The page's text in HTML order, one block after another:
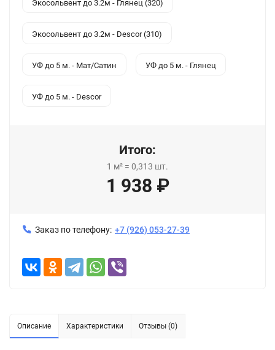
Экосольвент до 3.2м - Глянец (320)
Экосольвент до 3.2м - Descor (310)
УФ до 5 м. - Мат/Сатин УФ до 5 м. - Глянец
УФ до 5 м. - Descor
Итого:
1 м² = 0,313 шт.
1 938 ₽
Заказ по телефону: +7 (926) 053-27-39
Описание Характеристики Отзывы (0)